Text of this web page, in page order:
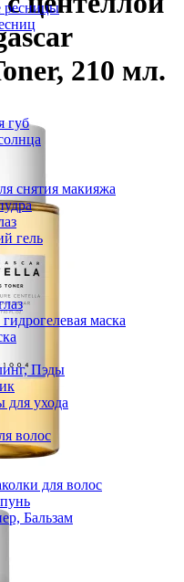
ресницы
губ
снятия макияжа
гель
маска
Пэды
для ухода
волос
для волос
Бальзам
210 мл.